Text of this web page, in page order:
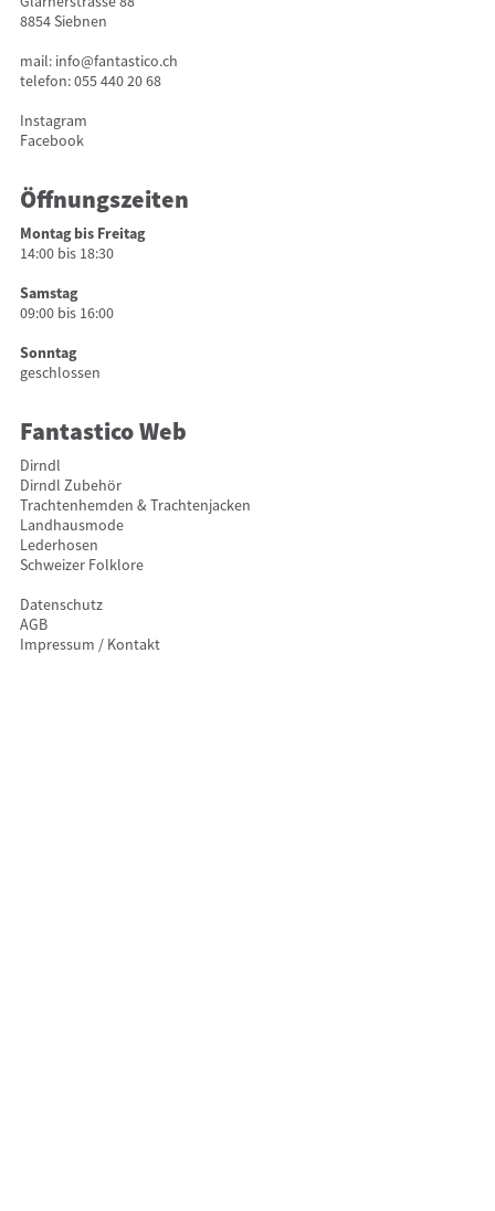
8854 Siebnen
mail: info@fantastico.ch
telefon:055 440 20 68
Instagram
Facebook
Öffnungszeiten
Montag bis Freitag
14:00 bis 18:30
Samstag
09:00 bis 16:00
Sonntag
geschlossen
Fantastico Web
Dirndl
Dirndl Zubehör
Trachtenhemden & Trachtenjacken
Landhausmode
Lederhosen
Schweizer Folklore
Datenschutz
AGB
Impressum / Kontakt